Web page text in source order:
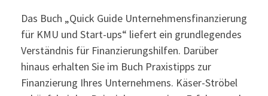
Das Buch „Quick Guide Unternehmensfinanzierung
für KMU und Start-ups“ liefert ein grundlegendes
Verständnis für Finanzierungshilfen. Darüber
hinaus erhalten Sie im Buch Praxistipps zur
Finanzierung Ihres Unternehmens. Käser-Ströbel